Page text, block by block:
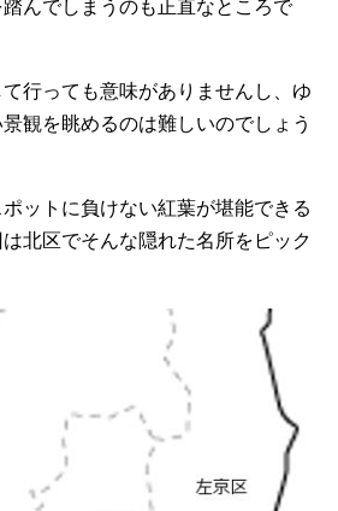
んでしまうのも正直なところで
行っても意味がありませんし、ゆ
観を眺めるのは難しいのでしょう
ットに負けない紅葉が堪能できる
北区でそんな隠れた名所をピック